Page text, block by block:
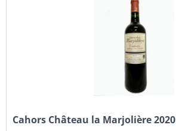
Cahors Château la Marjolière 2020